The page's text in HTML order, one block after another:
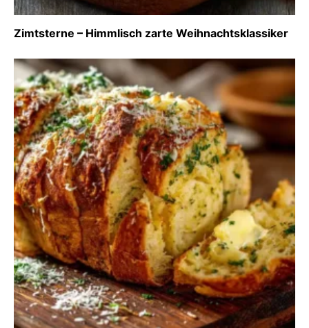
Zimtsterne – Himmlisch zarte Weihnachtsklassiker